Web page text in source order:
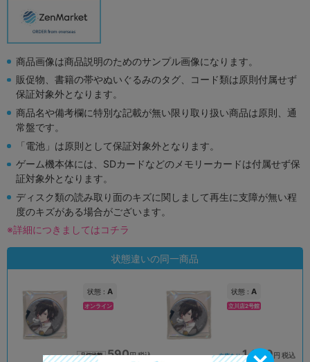
商品画像は商品説明のためのサンプル画像になります。
販促物、書籍の帯やぬいぐるみのタグ、コード類は原則付属せず
保証対象外となります。
商品名や備考欄に特別な記載が無い限り取り扱い商品は原則、通
常盤です。
「電池」は原則として保証対象外となります。
ゲーム機本体には、SDカードなどのメモリーカードは付属せず保
証対象外となります。
ディスク類の読み取り面のキズに関しまして再生に支障が無い程
度のキズがある場合がございます。
※詳細につきましてはコチラ
状態違いの同一商品
状態 : A
オンライン
品切状態 590円 税込
状態 : A
立川店2号館
在庫あり 1,089円 税込